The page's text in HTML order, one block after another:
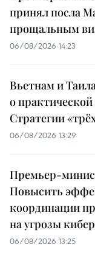
принял посла
прощальным
06/08/2026 14:23
Вьетнам и
о
Стратегии
06/08/2026 13:29
Премьер-
Повысить
координации
на угрозы
06/08/2026 13:25